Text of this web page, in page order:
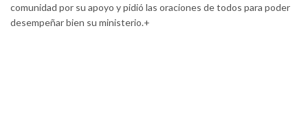
comunidad por su apoyo y pidió las oraciones de todos para poder
desempeñar bien su ministerio.+